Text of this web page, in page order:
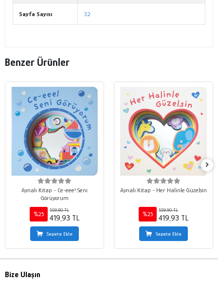
Sayfa Sayısı 32
Benzer Ürünler
Aynalı Kitap - Ce-eee! Seni
Görüyorum
%25
559,90 TL
419,93 TL
Sepete Ekle
Aynalı Kitap - Her Halinle Güzelsin
%25
559,90 TL
419,93 TL
Sepete Ekle
Bize Ulaşın